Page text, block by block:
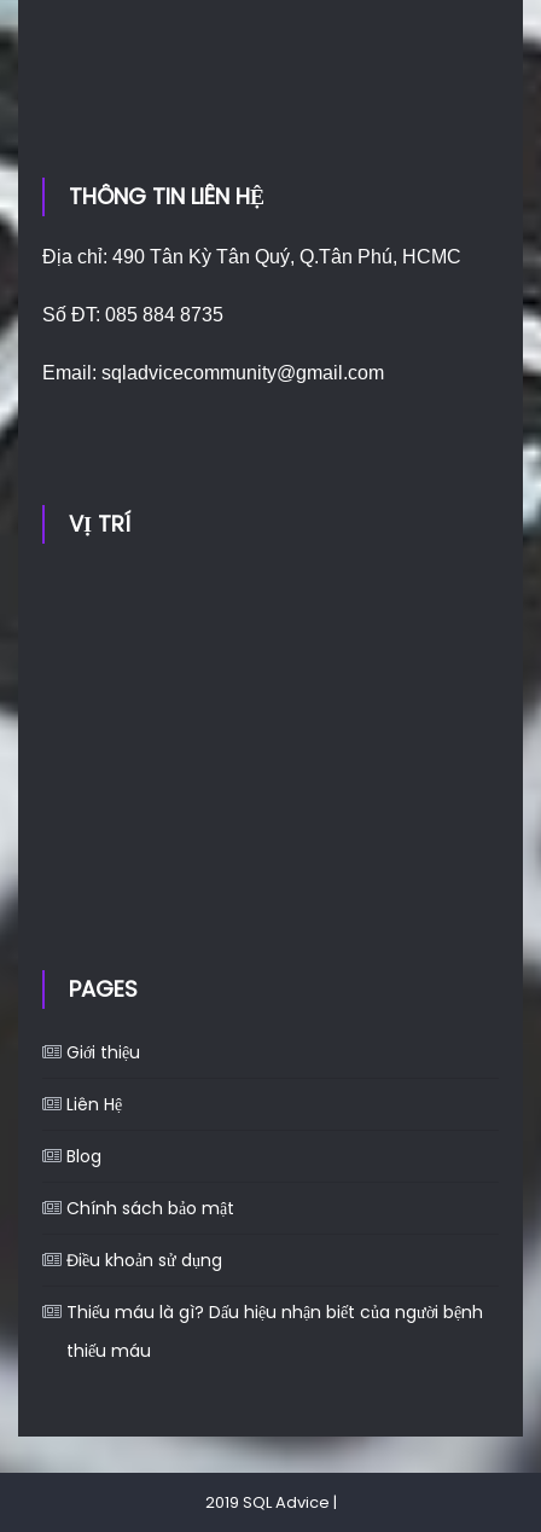
THÔNG TIN LIÊN HỆ
Địa chỉ: 490 Tân Kỳ Tân Quý, Q.Tân Phú, HCMC
Số ĐT: 085 884 8735
Email:sqladvicecommunity@gmail.com
VỊ TRÍ
PAGES
Giới thiệu
Liên Hệ
Blog
Chính sách bảo mật
Điều khoản sử dụng
Thiếu máu là gì? Dấu hiệu nhận biết của người bệnh
thiếu máu
2019 SQL Advice |